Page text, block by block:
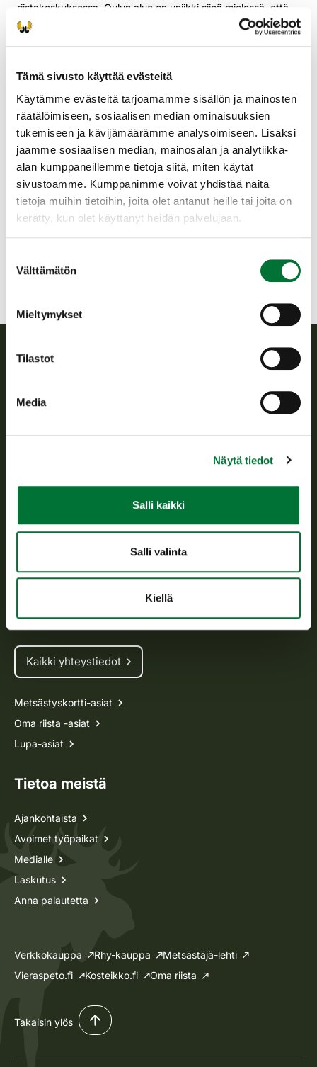
Tämä sivusto käyttää evästeitä
Käytämme evästeitä tarjoamamme sisällön ja mainosten
räätälöimiseen, sosiaalisen median ominaisuuksien
tukemiseen ja kävijämäärämme analysoimiseen. Lisäksi
jaamme sosiaalisen median, mainosalan ja analytiikka-
alan kumppaneillemme tietoja siitä, miten käytät
sivustoamme. Kumppanimme voivat yhdistää näitä
tietoja muihin tietoihin, joita olet antanut heille tai joita on
kerätty, kun olet käyttänyt heidän palvelujaan.
valinta
Välttämätön
Mieltymykset
Tilastot
Media
Näytä tiedot
Salli kaikki
Salli valinta
Kiellä
riistakeskuksessa. Oulun alue on uniikki siinä mielessä, että
täällä poronhoitoalue sivuaa metsäpeuran laidunalueita.
Riistakannat ovat rikkaat ja lajit runsaat ja alueella on
Riistapäällikkö
Vastaa toimialueellaan kestävän riistatalouden
toteutumisesta, riistanhoitoyhdistysten toiminnan
tukemisesta, riistapolitiikan toimeenpanosta,
sidosryhmäyhteistyöstä ja erikseen määrättyjen julkisten
hallintotehtävien hoitamisesta. Lisäksi riistapäällikkö toimii
alueellisen riistaneuvoston esittelijänä. Toimialueeseen
liittyvien tehtävien lisäksi riistapäällikön tehtäviin kuuluu
osallistuminen riistatalouden edistämisen valtakunnallisiin
Suomen riistakeskus edistää kestävää riistataloutta, tukee
toimeenpanosta sekä vastaa sille säädetyistä julkisista
Asiakaspalvelu
Avoinna arkipäivisin klo 9-15.
p. 029 431 2001
Usein kysytyt kysymykset
Kaikki yhteystiedot
Metsästyskortti-asiat
Oma riista -asiat
Lupa-asiat
Tietoa meistä
Ajankohtaista
Avoimet työpaikat
Medialle
Laskutus
Anna palautetta
Verkkokauppa Rhy-kauppa
Metsästäjä-lehti
Vieraspeto.fi
Kosteikko.fi Oma riista
Takaisin ylös